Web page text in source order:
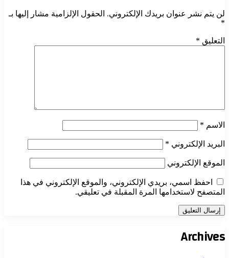
لن يتم نشر عنوان بريدك الإلكتروني. الحقول الإلزامية مشار إليها بـ
*
التعليق *
الاسم *
البريد الإلكتروني *
الموقع الإلكتروني
احفظ اسمي، بريدي الإلكتروني، والموقع الإلكتروني في هذا
المتصفح لاستخدامها المرة المقبلة في تعليقي.
Archives